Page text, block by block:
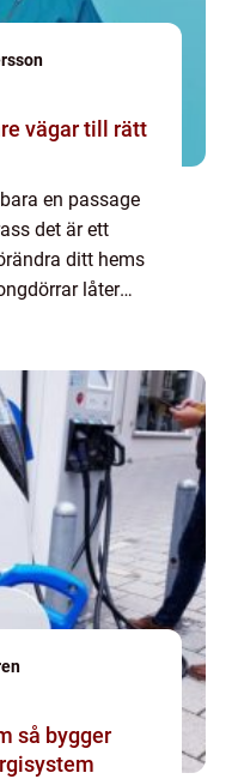
en passage
det är ett
ditt hems
låter